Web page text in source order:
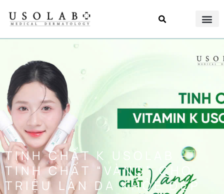
TINH CHẤT K USOLAB –
TINH CHẤT “VÀNG” CHO
TRIỆU LÀN DA KHỎE ĐẸP